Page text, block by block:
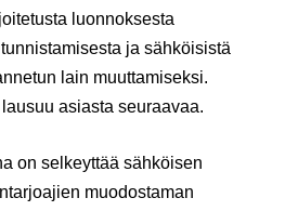
luonnoksesta
ja sähköisistä
lain muuttamiseksi.
asiasta seuraavaa.
on selkeyttää sähköisen
muodostaman